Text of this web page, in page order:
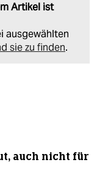
Artikel ist
ausgewählten
sie zu finden.
auch nicht für